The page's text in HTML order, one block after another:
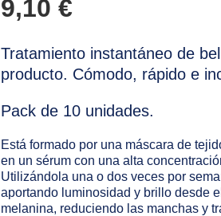
9,10 €
Tratamiento instantáneo de
producto. Cómodo, rápido e
Pack de 10 unidades.
Está formado por una máscara de
en un sérum con una alta
Utilizándola una o dos veces por
aportando luminosidad y brillo desde
melanina, reduciendo las manchas y